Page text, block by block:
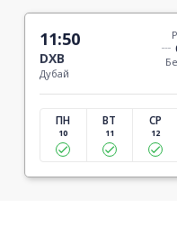
11:50
DXB
Дубай
ПН
10
ВТ
11
СР
12